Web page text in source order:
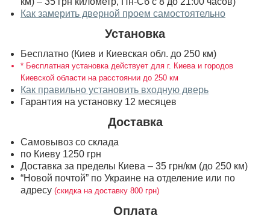
Как замерить дверной проем самостоятельно
Установка
Бесплатно (Киев и Киевская обл. до 250 км)
* Бесплатная установка действует для г. Киева и городов
Киевской области на расстоянии до 250 км
Как правильно установить входную дверь
Гарантия на установку 12 месяцев
Доставка
Самовывоз со склада
по Киеву 1250 грн
Доставка за пределы Киева – 35 грн/км (до 250 км)
“Новой почтой” по Украине на отделение или по
адресу (скидка на доставку 800 грн)
Оплата